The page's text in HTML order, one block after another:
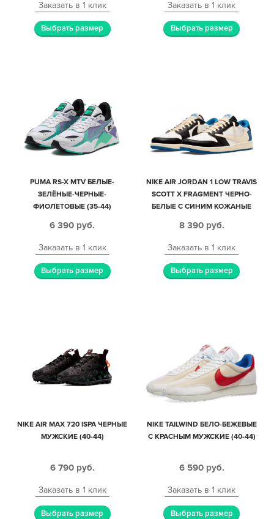
Заказать в 1 клик
Выбрать размер
Заказать в 1 клик
Выбрать размер
PUMA RS-X MTV БЕЛЫЕ-
ЗЕЛЁНЫЕ-ЧЕРНЫЕ-
ФИОЛЕТОВЫЕ (35-44)
6 390 руб.
Заказать в 1 клик
Выбрать размер
NIKE AIR JORDAN 1 LOW TRAVIS
SCOTT X FRAGMENT ЧЕРНО-
БЕЛЫЕ С СИНИМ КОЖАНЫЕ
8 390 руб.
Заказать в 1 клик
Выбрать размер
NIKE AIR MAX 720 ISPA ЧЕРНЫЕ
МУЖСКИЕ (40-44)
6 790 руб.
Заказать в 1 клик
Выбрать размер
NIKE TAILWIND БЕЛО-БЕЖЕВЫЕ
С КРАСНЫМ МУЖСКИЕ (40-44)
6 590 руб.
Заказать в 1 клик
Выбрать размер